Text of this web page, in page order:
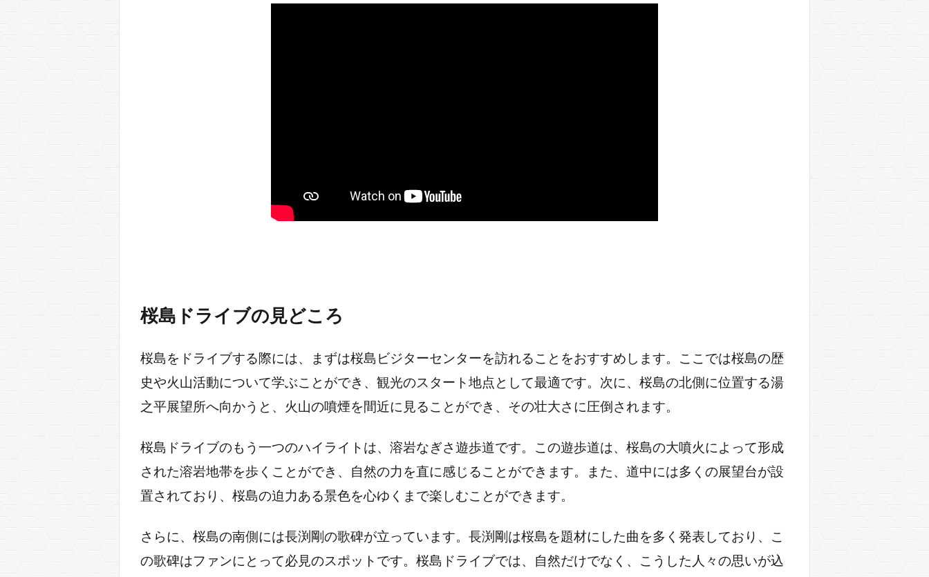
桜島ドライブの見どころ
桜島をドライブする際には、まずは桜島ビジターセンターを訪れることをおすすめします。ここでは桜島の歴
史や火山活動について学ぶことができ、観光のスタート地点として最適です。次に、桜島の北側に位置する湯
之平展望所へ向かうと、火山の噴煙を間近に見ることができ、その壮大さに圧倒されます。
桜島ドライブのもう一つのハイライトは、溶岩なぎさ遊歩道です。この遊歩道は、桜島の大噴火によって形成
された溶岩地帯を歩くことができ、自然の力を直に感じることができます。また、道中には多くの展望台が設
置されており、桜島の迫力ある景色を心ゆくまで楽しむことができます。
さらに、桜島の南側には長渕剛の歌碑が立っています。長渕剛は桜島を題材にした曲を多く発表しており、こ
の歌碑はファンにとって必見のスポットです。桜島ドライブでは、自然だけでなく、こうした人々の思いが込